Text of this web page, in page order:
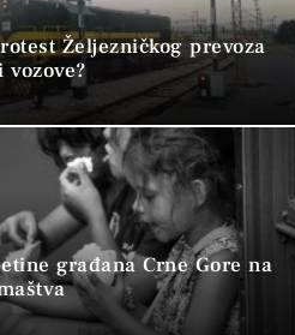
Željezničkog prevoza
vozove?
građana Crne Gore na